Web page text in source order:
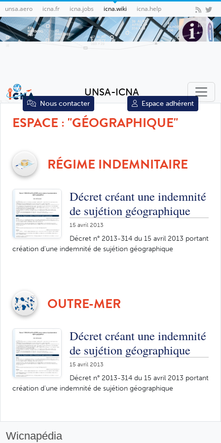
unsa.aero icna.fr icna.jobs icna.wiki icna.help
Nous contacter Espace adhérent
UNSA-ICNA
ESPACE : "GÉOGRAPHIQUE"
RÉGIME INDEMNITAIRE
Décret créant une indemnité
de sujétion géographique
15 avril 2013
Décret n° 2013-314 du 15 avril 2013 portant
création d'une indemnité de sujétion géographique
OUTRE-MER
Décret créant une indemnité
de sujétion géographique
15 avril 2013
Décret n° 2013-314 du 15 avril 2013 portant
création d'une indemnité de sujétion géographique
Wicnapédia